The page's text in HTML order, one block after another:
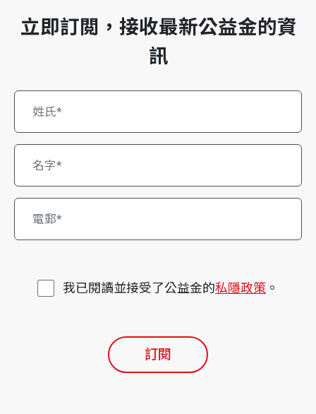
立即訂閲，接收最新公益金的資
訊
我已閱讀並接受了公益金的私隱政策 。
訂閱